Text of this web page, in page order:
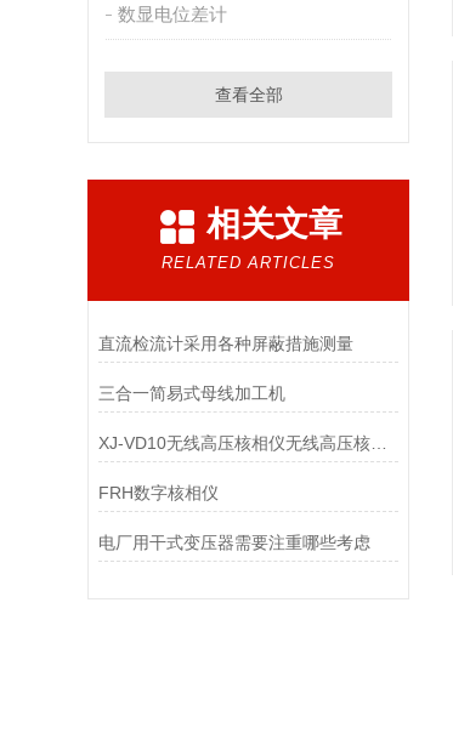
数显电位差计
查看全部
相关文章
RELATED ARTICLES
直流检流计采用各种屏蔽措施测量
三合一简易式母线加工机
XJ-VD10无线高压核相仪无线高压核相器*
FRH数字核相仪
电厂用干式变压器需要注重哪些考虑